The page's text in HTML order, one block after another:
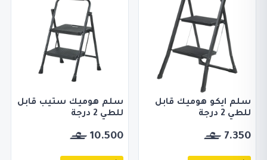
سلم ايكو هوميك قابل
للطي 2 درجة
7.350
سلم هوميك ستيب قابل
للطي 2 درجة
10.500